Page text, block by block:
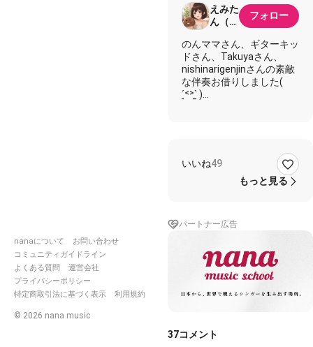
nanaについて
お問い合わせ
コミュニティガイドライン
よくある質問
運営会社
プライバシーポリシー
特定商取引法に基づく表示
利用規約
© 2026 nana music
えみた
ん（旧
めこ）
フォロー
のんママさん、ギターキッ
ドさん、Takuyaさん、
nishinarigenjinさんの素敵
な伴奏お借りしました(
ˊ̱˂˃ˋ̱ )
プレイリストを作ってくれ
ました🎶
https://nana-
music.com/sounds/
いいね49
もっと見る
パートナー広告
37コメント